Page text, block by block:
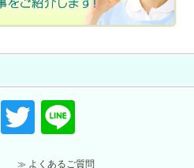
F
a
T
wi
よくあるご質問